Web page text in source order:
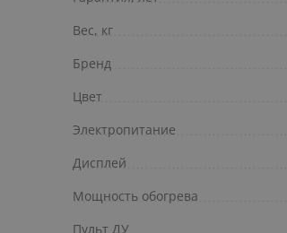
Вес, кг
Бренд
Цвет
Электропитание
Дисплей
Мощность обогрева
Пульт ДУ